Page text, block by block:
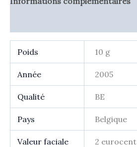
Poids 10 g
Année 2005
Qualité BE
Pays Belgique
Valeur faciale 2 eurocent